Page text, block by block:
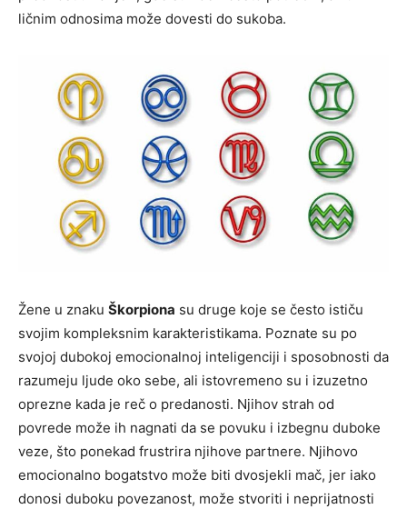
ličnim odnosima može dovesti do sukoba.
Žene u znaku Škorpiona su druge koje se često ističu
svojim kompleksnim karakteristikama. Poznate su po
svojoj dubokoj emocionalnoj inteligenciji i sposobnosti da
razumeju ljude oko sebe, ali istovremeno su i izuzetno
oprezne kada je reč o predanosti. Njihov strah od
povrede može ih nagnati da se povuku i izbegnu duboke
veze, što ponekad frustrira njihove partnere. Njihovo
emocionalno bogatstvo može biti dvosjekli mač, jer iako
donosi duboku povezanost, može stvoriti i neprijatnosti